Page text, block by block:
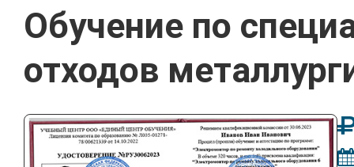
Обучение по
отходов